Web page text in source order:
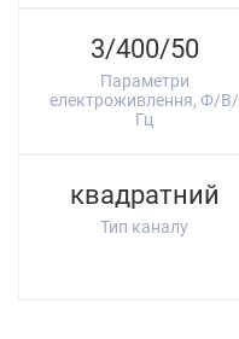
3/400/50
Параметри
електроживлення, Ф/В/
Гц
квадратний
Тип каналу